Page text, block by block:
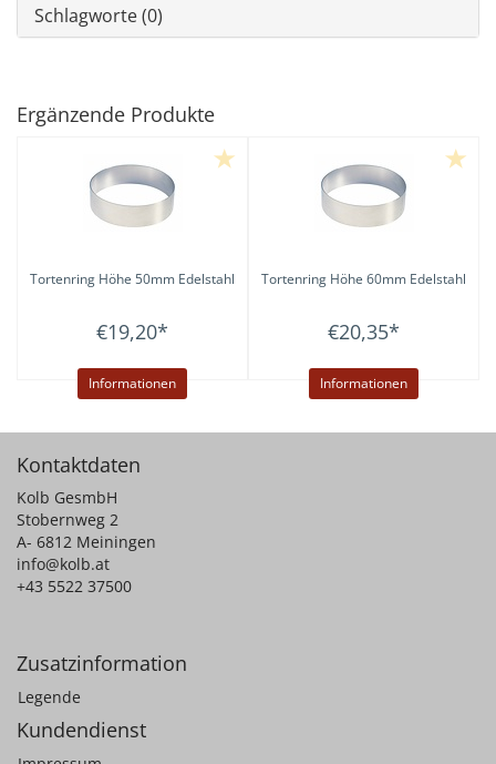
Schlagworte (0)
Ergänzende Produkte
Tortenring Höhe 50mm Edelstahl
€19,20*
Informationen
Tortenring Höhe 60mm Edelstahl
€20,35*
Informationen
Kontaktdaten
Kolb GesmbH
Stobernweg 2
A- 6812 Meiningen
info@kolb.at
+43 5522 37500
Zusatzinformation
Legende
Kundendienst